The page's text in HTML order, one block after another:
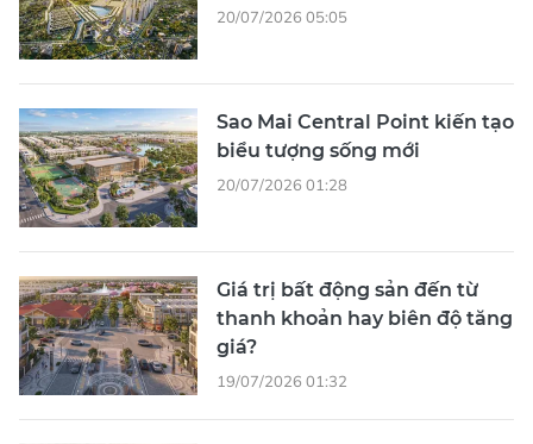
20/07/2026 05:05
Sao Mai Central Point kiến tạo
biểu tượng sống mới
20/07/2026 01:28
Giá trị bất động sản đến từ
thanh khoản hay biên độ tăng
giá?
19/07/2026 01:32